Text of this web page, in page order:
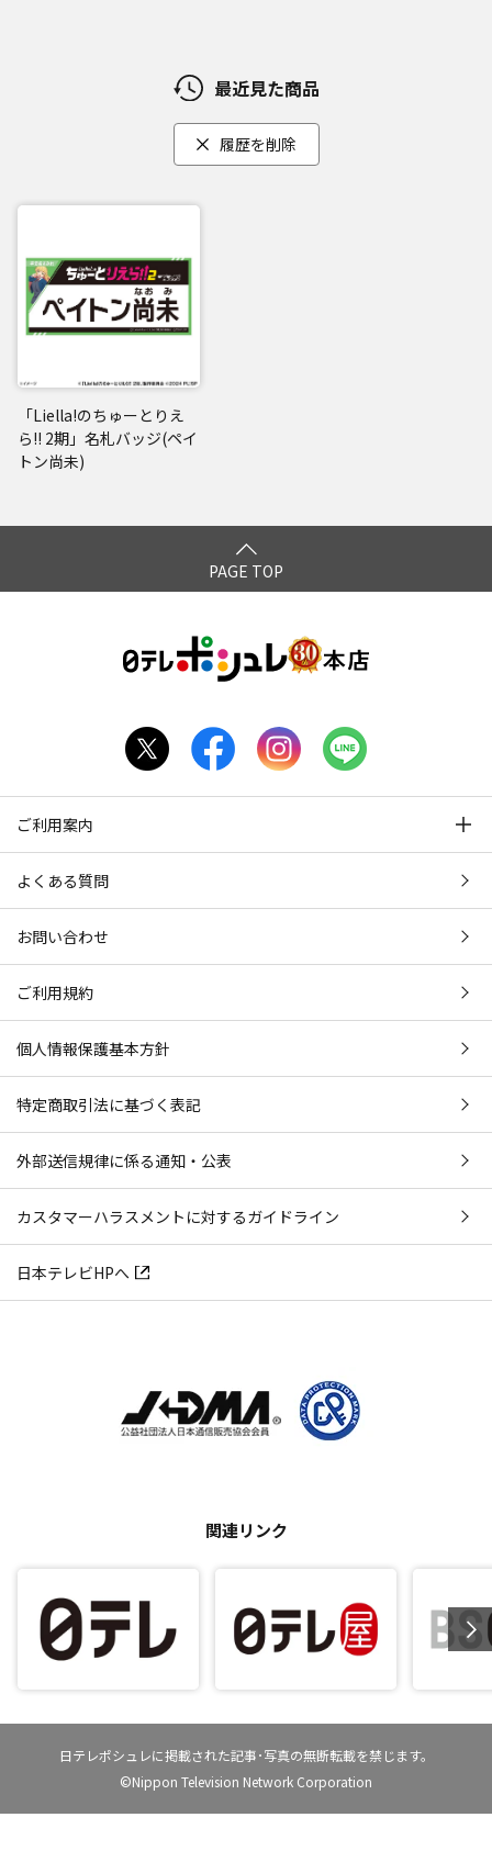
最近見た商品
履歴を削除
「Liella!のちゅーとりえ
ら!! 2期」名札バッジ(ペイ
トン尚未)
PAGE TOP
ご利用案内
よくある質問
お問い合わせ
ご利用規約
個人情報保護基本方針
特定商取引法に基づく表記
外部送信規律に係る通知・公表
カスタマーハラスメントに対するガイドライン
日本テレビHPへ
関連リンク
日テレポシュレに掲載された記事･写真の無断転載を禁じます。
©Nippon Television Network Corporation